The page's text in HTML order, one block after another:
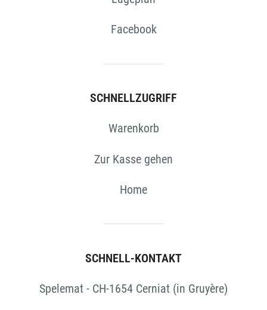
Facebook
SCHNELLZUGRIFF
Warenkorb
Zur Kasse gehen
Home
SCHNELL-KONTAKT
Spelemat - CH-1654 Cerniat (in Gruyère)